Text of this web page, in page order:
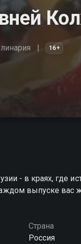
16+
- в краях, где
выпуске вас
Страна
Россия